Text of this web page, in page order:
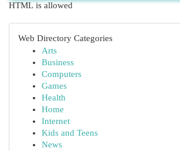
HTML is allowed
Web Directory Categories
Arts
Business
Computers
Games
Health
Home
Internet
Kids and Teens
News